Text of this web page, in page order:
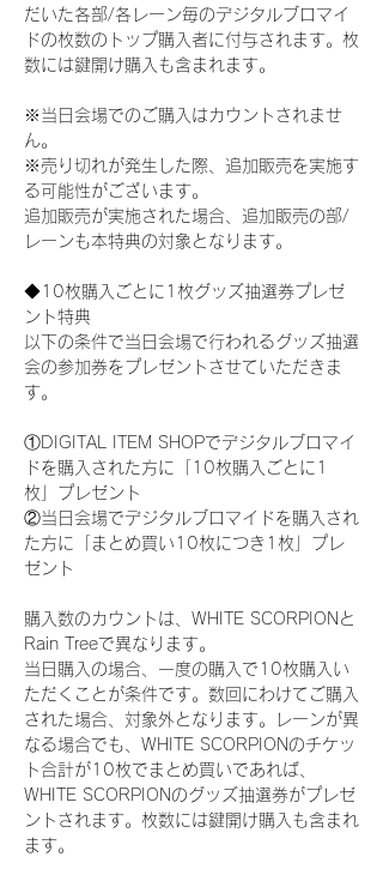
だいた各部/各レーン毎のデジタルブロマイ
ドの枚数のトップ購入者に付与されます。枚
数には鍵開け購入も含まれます。
※当日会場でのご購入はカウントされませ
ん。
※売り切れが発生した際、追加販売を実施す
る可能性がございます。
追加販売が実施された場合、追加販売の部/
レーンも本特典の対象となります。
◆10枚購入ごとに1枚グッズ抽選券プレゼ
ント特典
以下の条件で当日会場で行われるグッズ抽選
会の参加券をプレゼントさせていただきま
す。
①DIGITAL ITEM SHOPでデジタルブロマイ
ドを購入された方に「10枚購入ごとに1
枚」プレゼント
②当日会場でデジタルブロマイドを購入され
た方に「まとめ買い10枚につき1枚」プレ
ゼント
購入数のカウントは、WHITE SCORPIONと
Rain Treeで異なります。
当日購入の場合、一度の購入で10枚購入い
ただくことが条件です。数回にわけてご購入
された場合、対象外となります。レーンが異
なる場合でも、WHITE SCORPIONのチケッ
ト合計が10枚でまとめ買いであれば、
WHITE SCORPIONのグッズ抽選券がプレゼ
ントされます。枚数には鍵開け購入も含まれ
ます。